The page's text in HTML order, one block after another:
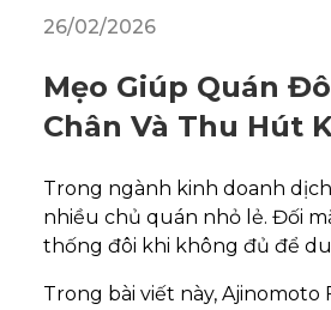
26/02/2026
Mẹo Giúp Quán
Chân Và Thu Hút
Trong ngành kinh doanh
nhiều chủ quán nhỏ lẻ. Đối
thống đôi khi không đủ để
Trong bài viết này, Ajinomoto